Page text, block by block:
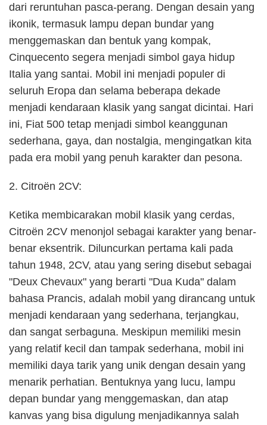
dari reruntuhan pasca-perang. Dengan desain yang
ikonik, termasuk lampu depan bundar yang
menggemaskan dan bentuk yang kompak,
Cinquecento segera menjadi simbol gaya hidup
Italia yang santai. Mobil ini menjadi populer di
seluruh Eropa dan selama beberapa dekade
menjadi kendaraan klasik yang sangat dicintai. Hari
ini, Fiat 500 tetap menjadi simbol keanggunan
sederhana, gaya, dan nostalgia, mengingatkan kita
pada era mobil yang penuh karakter dan pesona.
2. Citroën 2CV:
Ketika membicarakan mobil klasik yang cerdas,
Citroën 2CV menonjol sebagai karakter yang benar-
benar eksentrik. Diluncurkan pertama kali pada
tahun 1948, 2CV, atau yang sering disebut sebagai
"Deux Chevaux" yang berarti "Dua Kuda" dalam
bahasa Prancis, adalah mobil yang dirancang untuk
menjadi kendaraan yang sederhana, terjangkau,
dan sangat serbaguna. Meskipun memiliki mesin
yang relatif kecil dan tampak sederhana, mobil ini
memiliki daya tarik yang unik dengan desain yang
menarik perhatian. Bentuknya yang lucu, lampu
depan bundar yang menggemaskan, dan atap
kanvas yang bisa digulung menjadikannya salah